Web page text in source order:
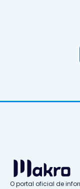
O portal oficial de